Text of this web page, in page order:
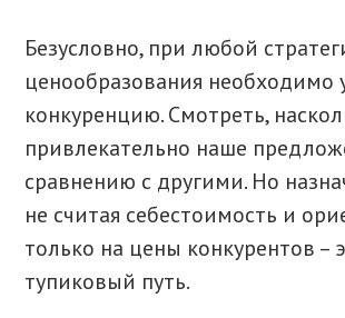
Безусловно, при любой
ценообразования необходимо
конкуренцию. Смотреть,
привлекательно наше
сравнению с другими. Но
не считая себестоимость и
только на цены конкурентов –
тупиковый путь.